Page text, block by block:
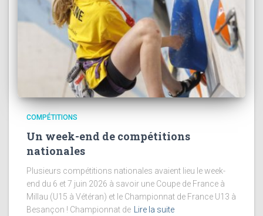
COMPÉTITIONS
Un week-end de compétitions
nationales
Plusieurs compétitions nationales avaient lieu le week-
end du 6 et 7 juin 2026 à savoir une Coupe de France à
Millau (U15 à Vétéran) et le Championnat de France U13 à
Besançon ! Championnat de Lire la suite